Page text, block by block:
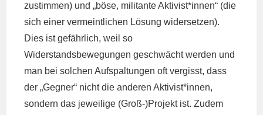
zustimmen) und „böse, militante Aktivist*innen“ (die
sich einer vermeintlichen Lösung widersetzen).
Dies ist gefährlich, weil so
Widerstandsbewegungen geschwächt werden und
man bei solchen Aufspaltungen oft vergisst, dass
der „Gegner“ nicht die anderen Aktivist*innen,
sondern das jeweilige (Groß-)Projekt ist. Zudem